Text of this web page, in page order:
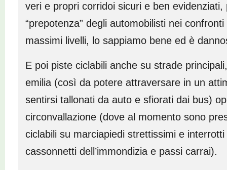
veri e propri corridoi sicuri e ben evidenziati,
“prepotenza” degli automobilisti nei
massimi livelli, lo sappiamo bene ed è
E poi piste ciclabili anche su strade
emilia (così da potere attraversare in un
sentirsi tallonati da auto e sfiorati dai bus)
circonvallazione (dove al momento sono
ciclabili su marciapiedi strettissimi e
cassonnetti dell’immondizia e passi carrai).